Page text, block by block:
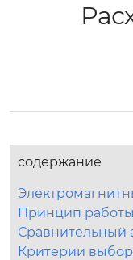
содержание
Принцип
Сравнительный
Критерии